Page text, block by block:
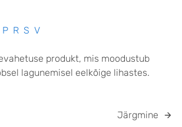
P R S V
produkt, mis moodustub
lagunemisel eelkõige lihastes.
Järgmine